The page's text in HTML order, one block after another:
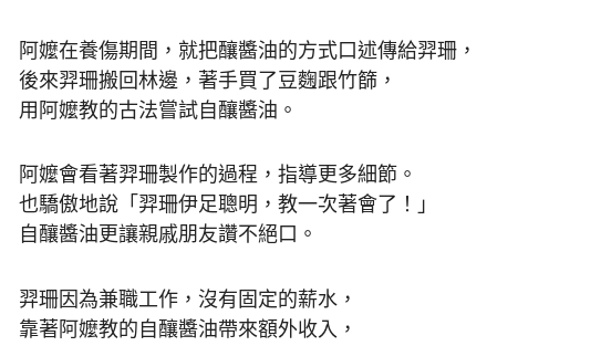
阿嬤在養傷期間，就把釀醬油的方式口述傳給羿珊，
後來羿珊搬回林邊，著手買了豆麴跟竹篩，
用阿嬤教的古法嘗試自釀醬油。
阿嬤會看著羿珊製作的過程，指導更多細節。
也驕傲地說「羿珊伊足聰明，教一次著會了！」
自釀醬油更讓親戚朋友讚不絕口。
羿珊因為兼職工作，沒有固定的薪水，
靠著阿嬤教的自釀醬油帶來額外收入，